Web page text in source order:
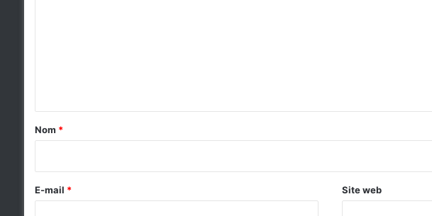
a
e
Nom *
E-mail * Site web